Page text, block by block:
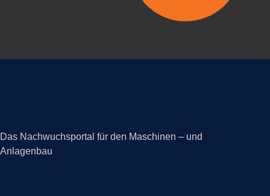
Das Nachwuchsportal für den Maschinen – und
Anlagenbau